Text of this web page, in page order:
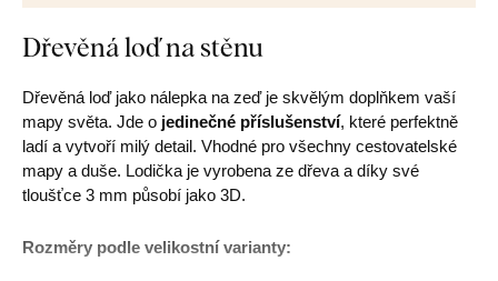
Dřevěná loď na stěnu
Dřevěná loď jako nálepka na zeď je skvělým doplňkem vaší
mapy světa. Jde o jedinečné příslušenství, které perfektně
ladí a vytvoří milý detail. Vhodné pro všechny cestovatelské
mapy a duše. Lodička je vyrobena ze dřeva a díky své
tloušťce 3 mm působí jako 3D.
Rozměry podle velikostní varianty: